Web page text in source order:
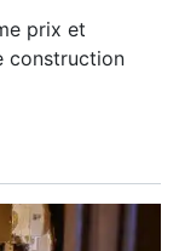
prix et
construction